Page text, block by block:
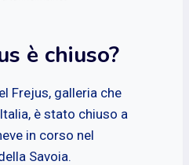
è chiuso?
Frejus, galleria che
è stato chiuso a
in corso nel
Savoia.